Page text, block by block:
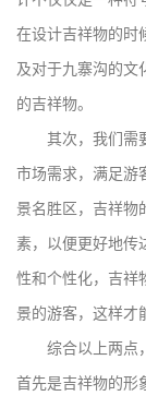
在设计吉祥物的时
及对于九寨沟的文
的吉祥物。
其次，我们需
市场需求，满足游
景名胜区，吉祥物
素，以便更好地传
性和个性化，吉祥
景的游客，这样才
综合以上两点
首先是吉祥物的形